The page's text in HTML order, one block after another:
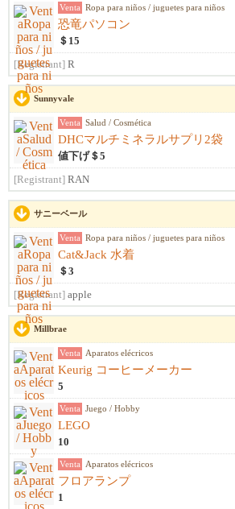
Venta Ropa para niños / juguetes para niños
恐竜パソコン
＄15
[Registrant] R
Sunnyvale
Venta Salud / Cosmética
DHCマルチミネラルサプリ2袋
値下げ＄5
[Registrant] RAN
サニーベール
Venta Ropa para niños / juguetes para niños
Cat&Jack 水着
＄3
[Registrant] apple
Millbrae
Venta Aparatos elécricos
Keurig コーヒーメーカー
5
Venta Juego / Hobby
LEGO
10
Venta Aparatos elécricos
フロアランプ
1